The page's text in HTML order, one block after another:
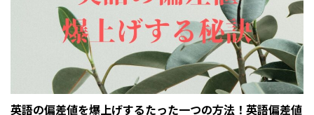
英語の偏差値を爆上げするたった一つの方法！英語偏差値